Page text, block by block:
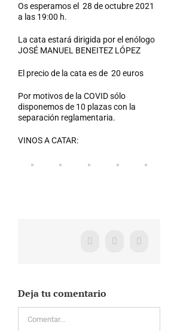
Os esperamos el 28 de octubre 2021
a las 19:00 h.
La cata estará dirigida por el enólogo
JOSÉ MANUEL BENEITEZ LÓPEZ
El precio de la cata es de 20 euros
Por motivos de la COVID sólo
disponemos de 10 plazas con la
separación reglamentaria.
VINOS A CATAR:
Facebook
X WhatsApp
Deja tu comentario